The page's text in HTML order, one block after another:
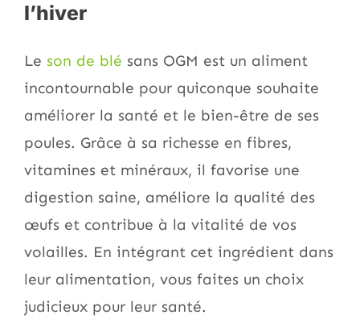
l’hiver
Le son de blé sans OGM est un aliment
incontournable pour quiconque souhaite
améliorer la santé et le bien-être de ses
poules. Grâce à sa richesse en fibres,
vitamines et minéraux, il favorise une
digestion saine, améliore la qualité des
œufs et contribue à la vitalité de vos
volailles. En intégrant cet ingrédient dans
leur alimentation, vous faites un choix
judicieux pour leur santé.